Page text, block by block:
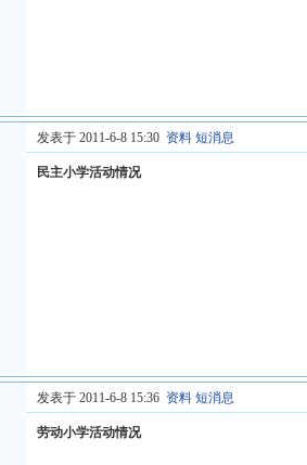
发表于 2011-6-8 15:30 资料 短消息
民主小学活动情况
发表于 2011-6-8 15:36 资料 短消息
劳动小学活动情况